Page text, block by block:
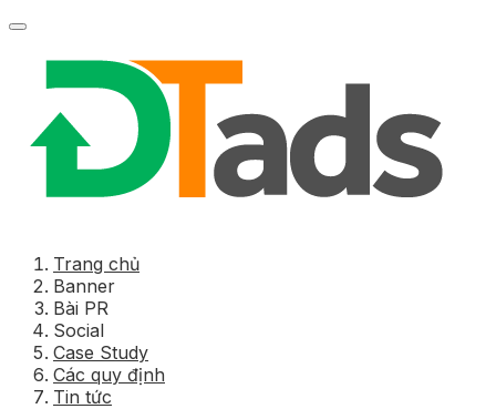
Trang chủ
Banner
Bài PR
Social
Case Study
Các quy định
Tin tức